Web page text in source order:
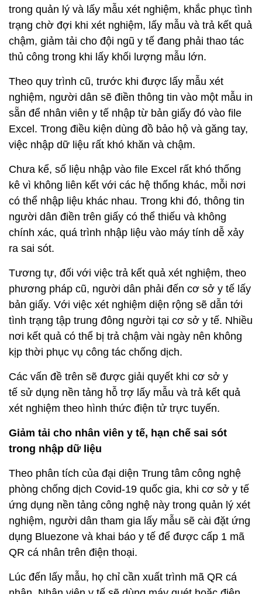
trong quản lý và lấy mẫu xét nghiệm, khắc phục tình
trạng chờ đợi khi xét nghiệm, lấy mẫu và trả kết quả
chậm, giảm tải cho đội ngũ y tế đang phải thao tác
thủ công trong khi lấy khối lượng mẫu lớn.
Theo quy trình cũ, trước khi được lấy mẫu xét
nghiệm, người dân sẽ điền thông tin vào một mẫu in
sẵn để nhân viên y tế nhập từ bản giấy đó vào file
Excel. Trong điều kiện dùng đồ bảo hộ và găng tay,
việc nhập dữ liệu rất khó khăn và chậm.
Chưa kể, số liệu nhập vào file Excel rất khó thống
kê vì không liên kết với các hệ thống khác, mỗi nơi
có thể nhập liệu khác nhau. Trong khi đó, thông tin
người dân điền trên giấy có thể thiếu và không
chính xác, quá trình nhập liệu vào máy tính dễ xảy
ra sai sót.
Tương tự, đối với việc trả kết quả xét nghiệm, theo
phương pháp cũ, người dân phải đến cơ sở y tế lấy
bản giấy. Với việc xét nghiệm diện rộng sẽ dẫn tới
tình trạng tập trung đông người tại cơ sở y tế. Nhiều
nơi kết quả có thể bị trả chậm vài ngày nên không
kịp thời phục vụ công tác chống dịch.
Các vấn đề trên sẽ được giải quyết khi cơ sở y
tế sử dụng nền tảng hỗ trợ lấy mẫu và trả kết quả
xét nghiệm theo hình thức điện tử trực tuyến.
Giảm tải cho nhân viên y tế, hạn chế sai sót
trong nhập dữ liệu
Theo phân tích của đại diện Trung tâm công nghệ
phòng chống dịch Covid-19 quốc gia, khi cơ sở y tế
ứng dụng nền tảng công nghệ này trong quản lý xét
nghiệm, người dân tham gia lấy mẫu sẽ cài đặt ứng
dụng Bluezone và khai báo y tế để được cấp 1 mã
QR cá nhân trên điện thoại.
Lúc đến lấy mẫu, họ chỉ cần xuất trình mã QR cá